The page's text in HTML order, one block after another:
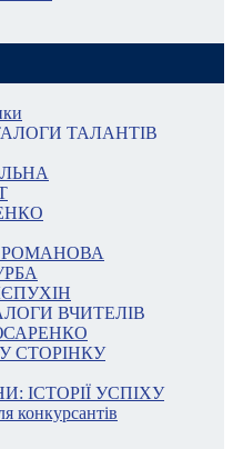
ТАЛАНТІВ
РОМАНОВА
ВЧИТЕЛІВ
СТОРІНКУ
ІСТОРІЇ УСПІХУ
конкурсантів